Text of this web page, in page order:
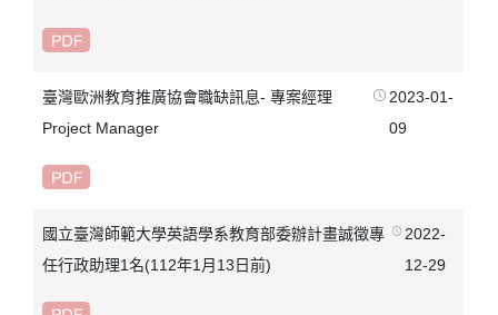
臺灣歐洲教育推廣協會職缺訊息- 專案經理
Project Manager
2023-01-
09
國立臺灣師範大學英語學系教育部委辦計畫誠徵專
任行政助理1名(112年1月13日前)
2022-
12-29